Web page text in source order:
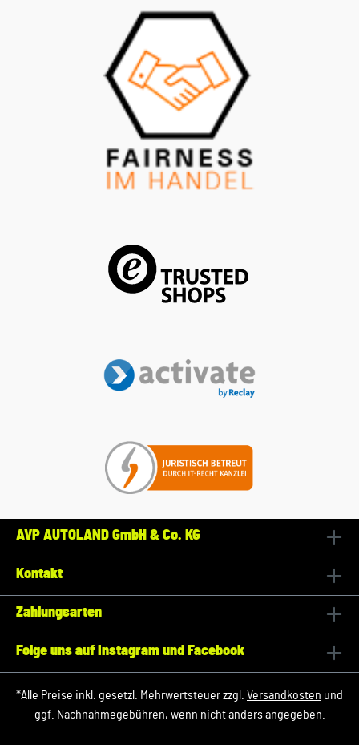
AVP AUTOLAND GmbH & Co. KG
Kontakt
Zahlungsarten
Folge uns auf Instagram und Facebook
*Alle Preise inkl. gesetzl. Mehrwertsteuer zzgl. Versandkosten und
ggf. Nachnahmegebühren, wenn nicht anders angegeben.